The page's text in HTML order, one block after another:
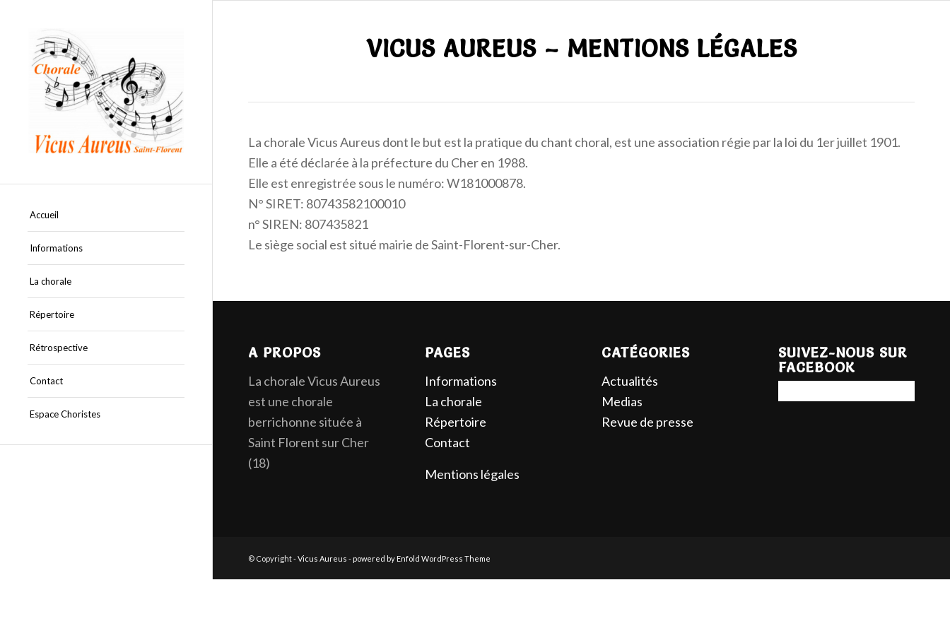
Accueil
Informations
La chorale
Répertoire
Rétrospective
Contact
Espace Choristes
VICUS AUREUS – MENTIONS LÉGALES
La chorale Vicus Aureus dont le but est la pratique du chant choral, est une association régie par la loi du 1er juillet 1901.
Elle a été déclarée à la préfecture du Cher en 1988.
Elle est enregistrée sous le numéro: W181000878.
N° SIRET: 80743582100010
n° SIREN: 807435821
Le siège social est situé mairie de Saint-Florent-sur-Cher.
A PROPOS
La chorale Vicus Aureus
est une chorale
berrichonne située à
Saint Florent sur Cher
(18)
PAGES
Informations
La chorale
Répertoire
Contact
Mentions légales
CATÉGORIES
Actualités
Medias
Revue de presse
SUIVEZ-NOUS SUR
FACEBOOK
© Copyright -Vicus Aureus - powered by Enfold WordPress Theme